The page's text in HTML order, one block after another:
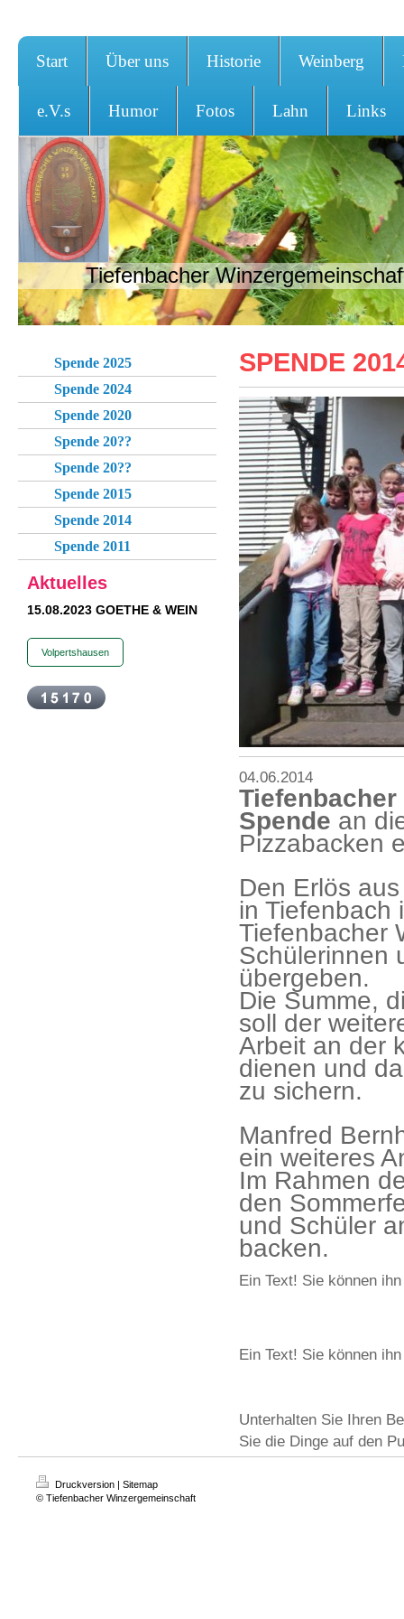
Start Über uns Historie Weinberg
e.V.s Humor Fotos Lahn Links
Tiefenbacher
Spende 2025
Spende 2024
Spende 2020
Spende 20??
Spende 20??
Spende 2015
Spende 2014
Spende 2011
Aktuelles
15.08.2023 GOETHE & WEIN
Volpertshausen
SPENDE
04.06.2014
Spende an
Pizzabacken
Den Erlös
in Tiefenbach
Tiefenbacher
Schülerinnen
übergeben.
Die Summe,
soll der
Arbeit an der
dienen und
zu sichern.
Manfred
ein weiteres
Im Rahmen
den
und Schüler
backen.
Ein Text! Sie können
Ein Text! Sie können
Unterhalten Sie Ihren
Sie die Dinge auf den
Druckversion | Sitemap
© Tiefenbacher Winzergemeinschaft